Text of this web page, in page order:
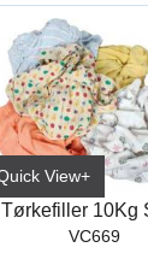
View+
Tørkefiller 10Kg
VC669